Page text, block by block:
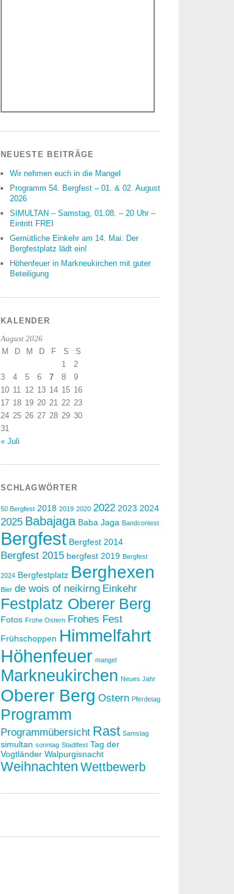
NEUESTE BEITRÄGE
Wir nehmen euch in die Mangel
Programm 54. Bergfest – 01. & 02. August
2026
SIMULTAN – Samstag, 01.08. – 20 Uhr –
Eintritt FREI
Gemütliche Einkehr am 14. Mai: Der
Bergfestplatz lädt ein!
Höhenfeuer in Markneukirchen mit guter
Beteiligung
KALENDER
August 2026
M D M D F S
S
1
2
3
4 5 6 7 8
9
10 11 12 13 14 15 16
17 18 19 20 21 22 23
24 25 26 27 28 29 30
31
« Juli
SCHLAGWÖRTER
50 Bergfest 2018 2019 2020 2022 2023 2024
2025 Babajaga Baba Jaga Bandcontest
Bergfest Bergfest 2014
Bergfest 2015 bergfest 2019 Bergfest
2024 Bergfestplatz Berghexen
Bier de wois of neikirng Einkehr
Festplatz Oberer Berg
Fotos Frohe Ostern Frohes Fest
Frühschoppen Himmelfahrt
Höhenfeuer mangel
Markneukirchen Neues Jahr
Oberer Berg Ostern Pferdetag
Programm
Programmübersicht Rast Samstag
simultan sonntag Stadtfest Tag der
Vogtländer Walpurgisnacht
Weihnachten Wettbewerb